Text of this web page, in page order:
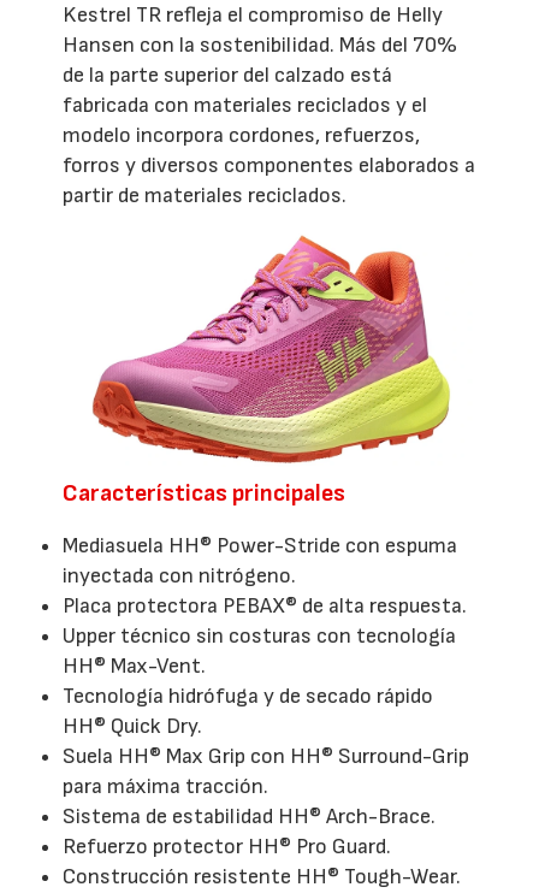
Kestrel TR refleja el compromiso de Helly
Hansen con la sostenibilidad. Más del 70%
de la parte superior del calzado está
fabricada con materiales reciclados y el
modelo incorpora cordones, refuerzos,
forros y diversos componentes elaborados a
partir de materiales reciclados.
Características principales
Mediasuela HH® Power-Stride con espuma
inyectada con nitrógeno.
Placa protectora PEBAX® de alta respuesta.
Upper técnico sin costuras con tecnología
HH® Max-Vent.
Tecnología hidrófuga y de secado rápido
HH® Quick Dry.
Suela HH® Max Grip con HH® Surround-Grip
para máxima tracción.
Sistema de estabilidad HH® Arch-Brace.
Refuerzo protector HH® Pro Guard.
Construcción resistente HH® Tough-Wear.